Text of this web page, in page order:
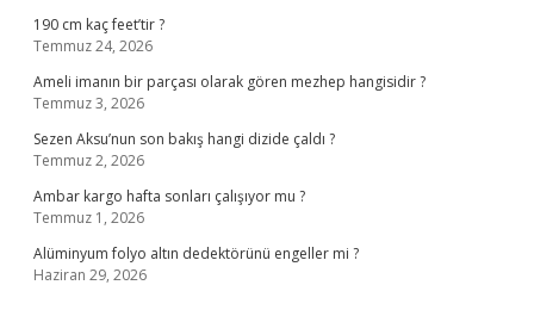
190 cm kaç feet’tir ?
Temmuz 24, 2026
Ameli imanın bir parçası olarak gören mezhep hangisidir ?
Temmuz 3, 2026
Sezen Aksu’nun son bakış hangi dizide çaldı ?
Temmuz 2, 2026
Ambar kargo hafta sonları çalışıyor mu ?
Temmuz 1, 2026
Alüminyum folyo altın dedektörünü engeller mi ?
Haziran 29, 2026